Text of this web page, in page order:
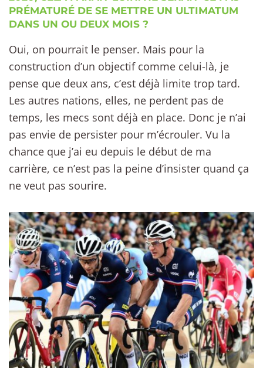
PRÉMATURÉ DE SE METTRE UN ULTIMATUM
DANS UN OU DEUX MOIS ?
Oui, on pourrait le penser. Mais pour la
construction d’un objectif comme celui-là, je
pense que deux ans, c’est déjà limite trop tard.
Les autres nations, elles, ne perdent pas de
temps, les mecs sont déjà en place. Donc je n’ai
pas envie de persister pour m’écrouler. Vu la
chance que j’ai eu depuis le début de ma
carrière, ce n’est pas la peine d’insister quand ça
ne veut pas sourire.